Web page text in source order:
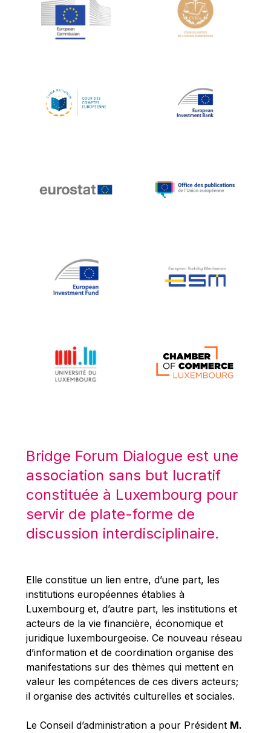
Jean-Louis Schiltz
Jean-Victor Louis
Johnny Åkerholm
Katharien L.C. Hunt
Klaus-Heiner Lehne
Koen LENAERTS
Lars Heikensten
Lucas Papademos
Máire Geoghegan-Quinn
Mario Centeno
Mario Monti
Maroš ŠEFČOVIČ
Martin Bailey
Martine Reicherts
Michael Sohlman
Michel Goedert
Mireille Delmas-Marty
Nobuo Tanaka
Otmar Issing
Paolo Mengozzi
Paschal Donohoe
Pat Cox
Bridge Forum Dialogue est une
association sans but lucratif
constituée à Luxembourg pour
servir de plate-forme de
discussion interdisciplinaire.
Elle constitue un lien entre, d’une part, les
institutions européennes établies à
Luxembourg et, d’autre part, les institutions et
acteurs de la vie financière, économique et
juridique luxembourgeoise. Ce nouveau réseau
d’information et de coordination organise des
manifestations sur des thèmes qui mettent en
valeur les compétences de ces divers acteurs;
il organise des activités culturelles et sociales.
Le Conseil d’administration a pour Président M.